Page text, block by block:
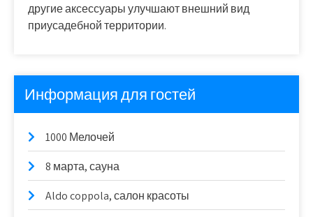
другие аксессуары улучшают внешний вид
приусадебной территории.
Информация для гостей
1000 Мелочей
8 марта, сауна
Aldo coppola, салон красоты